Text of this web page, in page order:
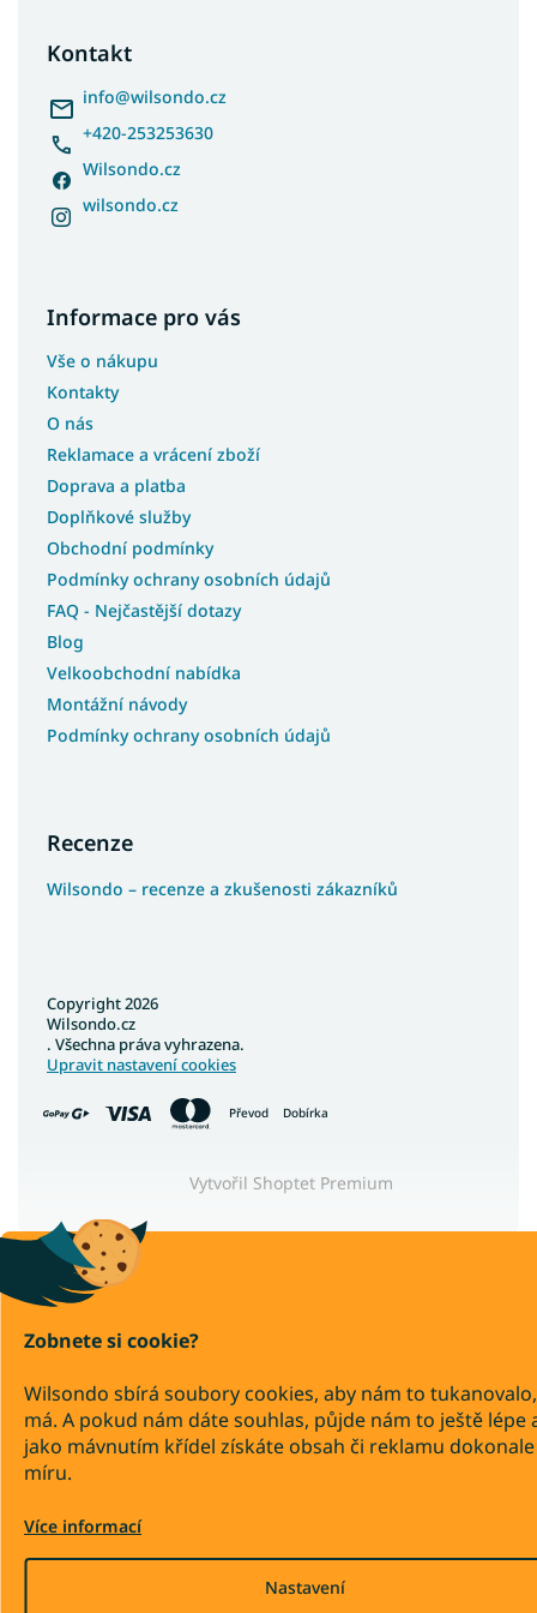
Zobnete si cookie?
Wilsondo sbírá soubory cookies, aby nám to
má. A pokud nám dáte souhlas, půjde nám to ještě lépe
jako mávnutím křídel získáte obsah či reklamu
míru.
Více informací
Nastavení
Kontakt
info@wilsondo.cz
+420-253253630
Wilsondo.cz
wilsondo.cz
Informace pro vás
Vše o nákupu
Kontakty
O nás
Reklamace a vrácení zboží
Doprava a platba
Doplňkové služby
Obchodní podmínky
Podmínky ochrany osobních údajů
FAQ - Nejčastější dotazy
Blog
Velkoobchodní nabídka
Montážní návody
Podmínky ochrany osobních údajů
Recenze
Wilsondo – recenze a zkušenosti zákazníků
Převod Dobírka
Vytvořil Shoptet Premium
Copyright 2026
Wilsondo.cz
. Všechna práva vyhrazena.
Upravit nastavení cookies